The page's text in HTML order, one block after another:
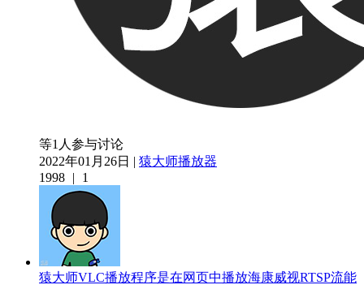
等1人参与讨论
2022年01月26日 | 猿大师播放器
1998 | 1
猿大师VLC播放程序是在网页中播放海康威视RTSP流能